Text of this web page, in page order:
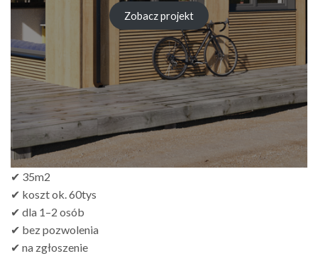
od
zł249.00
do
zł499.00
Zobacz projekt
✔ 35m2
✔ koszt ok. 60tys
✔ dla 1–2 osób
✔ bez pozwolenia
✔ na zgłoszenie